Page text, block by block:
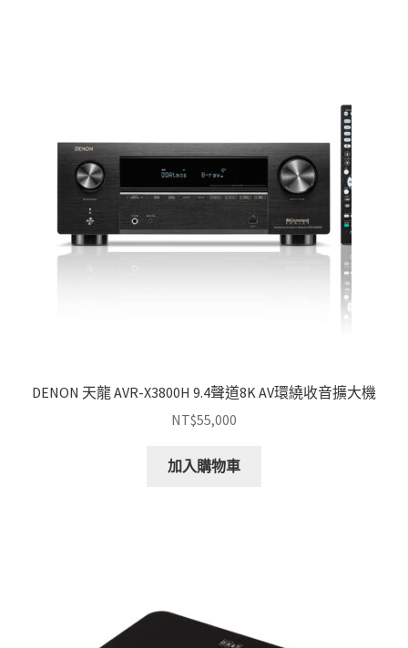
DENON 天龍 AVR-X3800H 9.4聲道8K AV環繞收音擴大機
NT$55,000
加入購物車